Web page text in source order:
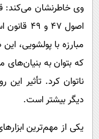
وی خاطرنشان می‌کند:
اصول ۴۷
مبارزه با پولشویی،
که بتوان به بنیان‌های
ناتوان کرد. تأثیر
دیگر بیشتر است.
یکی از مهم‌ترین